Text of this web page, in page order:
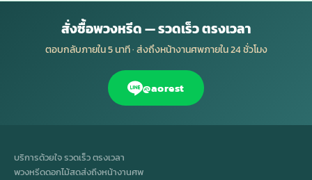
สั่งซื้อพวงหรีด — รวดเร็ว ตรงเวลา
ตอบกลับภายใน 5 นาที · ส่งถึงหน้างานศพภายใน 24 ชั่วโมง
@aorest
บริการด้วยใจ รวดเร็ว ตรงเวลา
พวงหรีดดอกไม้สดส่งถึงหน้างานศพ